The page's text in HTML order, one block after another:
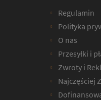
Regulamin
Polityka
O nas
Przesyłki i
Zwroty i
Najczęściej